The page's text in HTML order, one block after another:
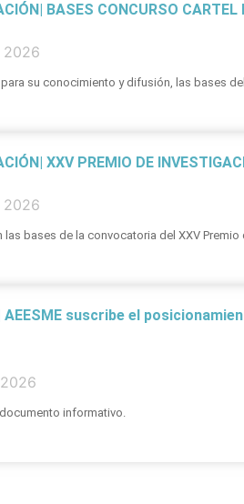
BASES CONCURSO
2026
su conocimiento y difusión, las bases
XXV PREMIO DE
2026
las bases de la convocatoria del XXV Premio
AEESME suscribe el
informativo.